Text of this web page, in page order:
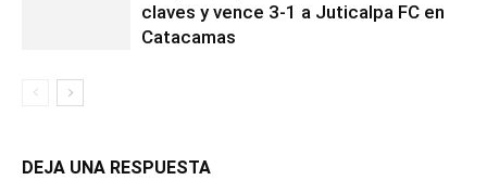
claves y vence 3-1 a Juticalpa FC en
Catacamas
DEJA UNA RESPUESTA